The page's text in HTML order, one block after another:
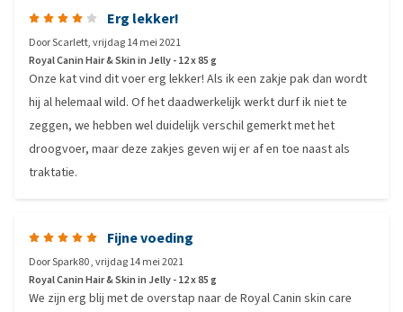
Erg lekker!
DoorScarlett,vrijdag 14 mei 2021
Royal Canin Hair & Skin in Jelly - 12 x 85 g
Onze kat vind dit voer erg lekker! Als ik een zakje pak dan wordt
hij al helemaal wild. Of het daadwerkelijk werkt durf ik niet te
zeggen, we hebben wel duidelijk verschil gemerkt met het
droogvoer, maar deze zakjes geven wij er af en toe naast als
traktatie.
Fijne voeding
DoorSpark80,vrijdag 14 mei 2021
Royal Canin Hair & Skin in Jelly - 12 x 85 g
We zijn erg blij met de overstap naar de Royal Canin skin care